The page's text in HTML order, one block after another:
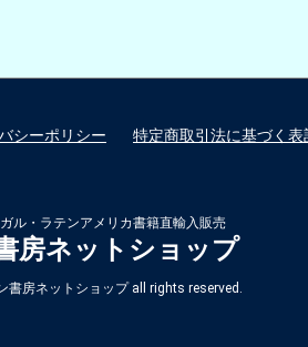
シーポリシー 特定商取引法に基づく表
ル・ラテンアメリカ書籍直輸入販売
房ネットショップ
書房ネットショップ all rights reserved.